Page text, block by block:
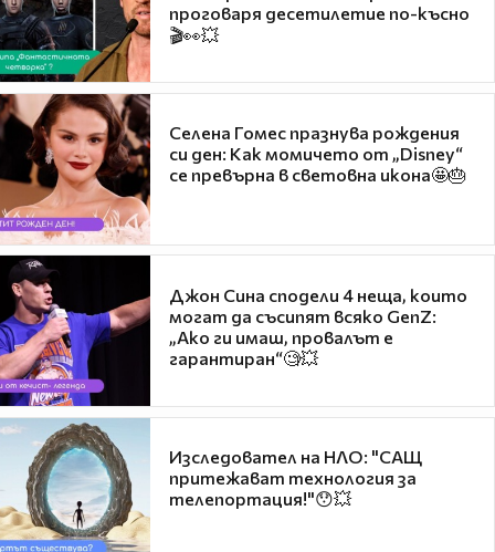
проговаря десетилетие по-късно
🎬👀💥
Селена Гомес празнува рождения
си ден: Как момичето от „Disney“
се превърна в световна икона🤩🎂
Джон Сина сподели 4 неща, които
могат да съсипят всяко GenZ:
„Ако ги имаш, провалът е
гарантиран“🧐💥
Изследовател на НЛО: "САЩ
притежават технология за
телепортация!"😯💥